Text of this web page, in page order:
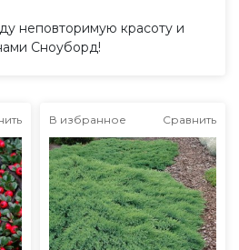
неповторимую красоту и
Сноуборд!
В избранное Сравнить